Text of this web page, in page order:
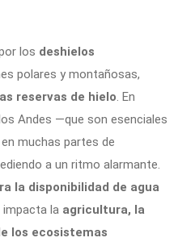
los deshielos
polares y montañosas,
reservas de hielo. En
Andes —que son esenciales
muchas partes de
a un ritmo alarmante.
la disponibilidad de agua
impacta la agricultura, la
los ecosistemas